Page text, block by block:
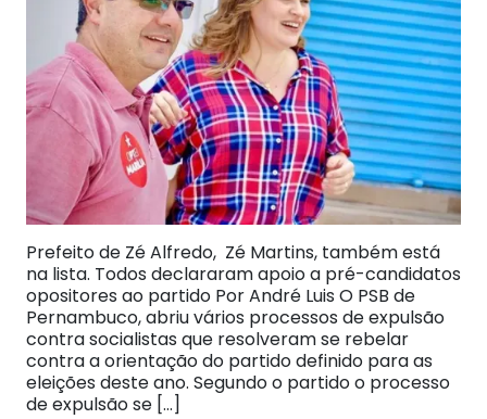
Prefeito de Zé Alfredo, Zé Martins, também está
na lista. Todos declararam apoio a pré-candidatos
opositores ao partido Por André Luis O PSB de
Pernambuco, abriu vários processos de expulsão
contra socialistas que resolveram se rebelar
contra a orientação do partido definido para as
eleições deste ano. Segundo o partido o processo
de expulsão se […]